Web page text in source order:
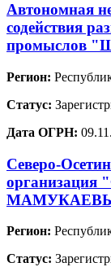
Автономная
содействия
промыслов
Регион:
Статус:
Дата ОГРН:
Северо-
Регион:
Статус: